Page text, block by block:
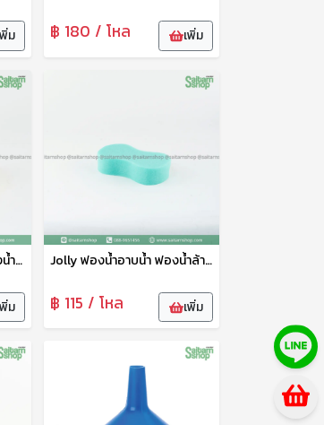
ม ฿ 180 / โหล เพิ่ม
ฟองน้ำล้างรถ ฟองน้ำ ฟองน้ำอเนกประสงค์ ฟองน้ำเช้ดรถ 2 สี แพ็คคู่ ตราวีรดา
ม
Jolly ฟองน้ำอาบน้ำ ฟองน้ำล้างรถ ฟองน้ำอเนกประสงค์ ฟองน้ำ ตราจอลลี่ใหญ่
฿ 115 / โหล เพิ่ม